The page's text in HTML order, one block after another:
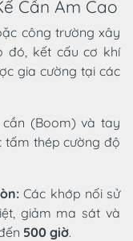
Cần Am Cao
công trường xây
đó, kết cấu cơ khí
gia cường tại các
(Boom) và tay
tấm thép cường độ
Các khớp nối sử
giảm ma sát và
500 giờ.